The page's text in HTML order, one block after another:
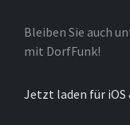
Bleiben Sie auch
mit DorfFunk!
Jetzt laden für iOS